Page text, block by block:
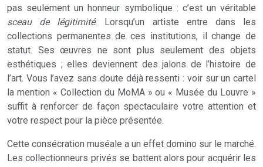
pas seulement un honneur symbolique : c’est un véritable
sceau de légitimité. Lorsqu’un artiste entre dans les
collections permanentes de ces institutions, il change de
statut. Ses œuvres ne sont plus seulement des objets
esthétiques ; elles deviennent des jalons de l’histoire de
l’art. Vous l’avez sans doute déjà ressenti : voir sur un cartel
la mention « Collection du MoMA » ou « Musée du Louvre »
suffit à renforcer de façon spectaculaire votre attention et
votre respect pour la pièce présentée.
Cette consécration muséale a un effet domino sur le marché.
Les collectionneurs privés se battent alors pour acquérir les